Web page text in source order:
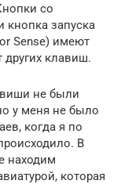
со
кнопка запуска
Sense) имеют
других клавиш.
не были
у меня не было
когда я по
В
находим
которая